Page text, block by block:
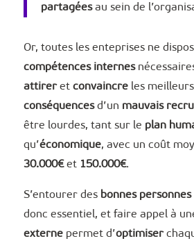
partagéesau sein de
Or, toutes les enteprises ne
compétences internes
attireret convaincreles
conséquencesd’un mauvais
être lourdes, tant sur le plan
qu’économique, avec un coût
30.000€et150.000€.
S’entourer desbonnes personnes
donc essentiel, et faire appel à
externepermet d’optimiser